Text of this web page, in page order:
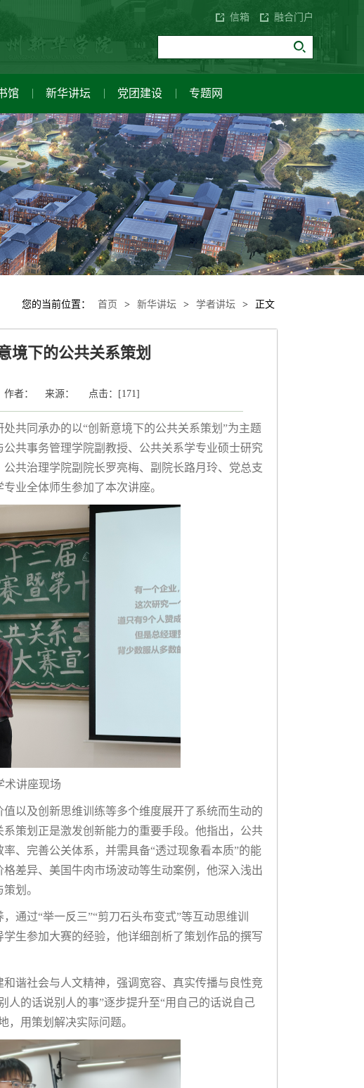
信箱 融合门户
学校校歌 校园风光 校园VR全景
校友服务 关于我们
馆
闻公告 讲座与活动
新华讲坛
师讲坛 企业家讲坛
党团建设
团建设 双代会
专题网
科技应用与创新中心
您的当前位置： 首页 > 新华讲坛 > 学者讲坛 > 正文
境下的公共关系策划
作者： 来源： 点击：[171]
共同承办的以“创新意境下的公共关系策划”为主题
共事务管理学院副教授、公共关系学专业硕士研究
共治理学院副院长罗亮梅、副院长路月玲、党总支
业全体师生参加了本次讲座。
术讲座现场
以及创新思维训练等多个维度展开了系统而生动的
策划正是激发创新能力的重要手段。他指出，公共
、完善公关体系，并需具备“透过现象看本质”的能
差异、美国牛肉市场波动等生动案例，他深入浅出
划。
通过“举一反三”“剪刀石头布变式”等互动思维训
生参加大赛的经验，他详细剖析了策划作品的撰写
谐社会与人文精神，强调宽容、真实传播与良性竞
人的话说别人的事”逐步提升至“用自己的话说自己
，用策划解决实际问题。